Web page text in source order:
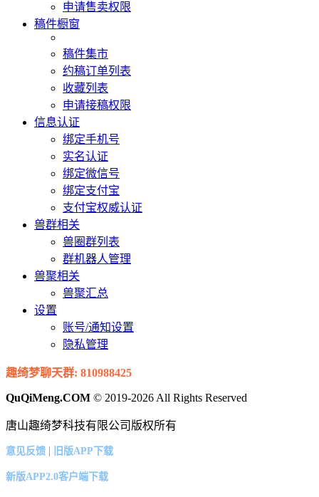
申请售卖权限
稿件橱窗
稿件集市
约稿订单列表
收藏列表
申请接稿权限
信息认证
绑定手机号
实名认证
绑定微信号
绑定支付宝
支付宝权威认证
兽群相关
兽圈群列表
群机器人管理
兽聚相关
兽聚汇总
设置
账号/通知设置
隐私管理
趣绮梦聊天群: 810988425
QuQiMeng.COM © 2019-2026 All Rights Reserved
唐山趣绮梦科技有限公司版权所有
意见反馈 | 旧版APP下载
新版APP2.0客户端下载